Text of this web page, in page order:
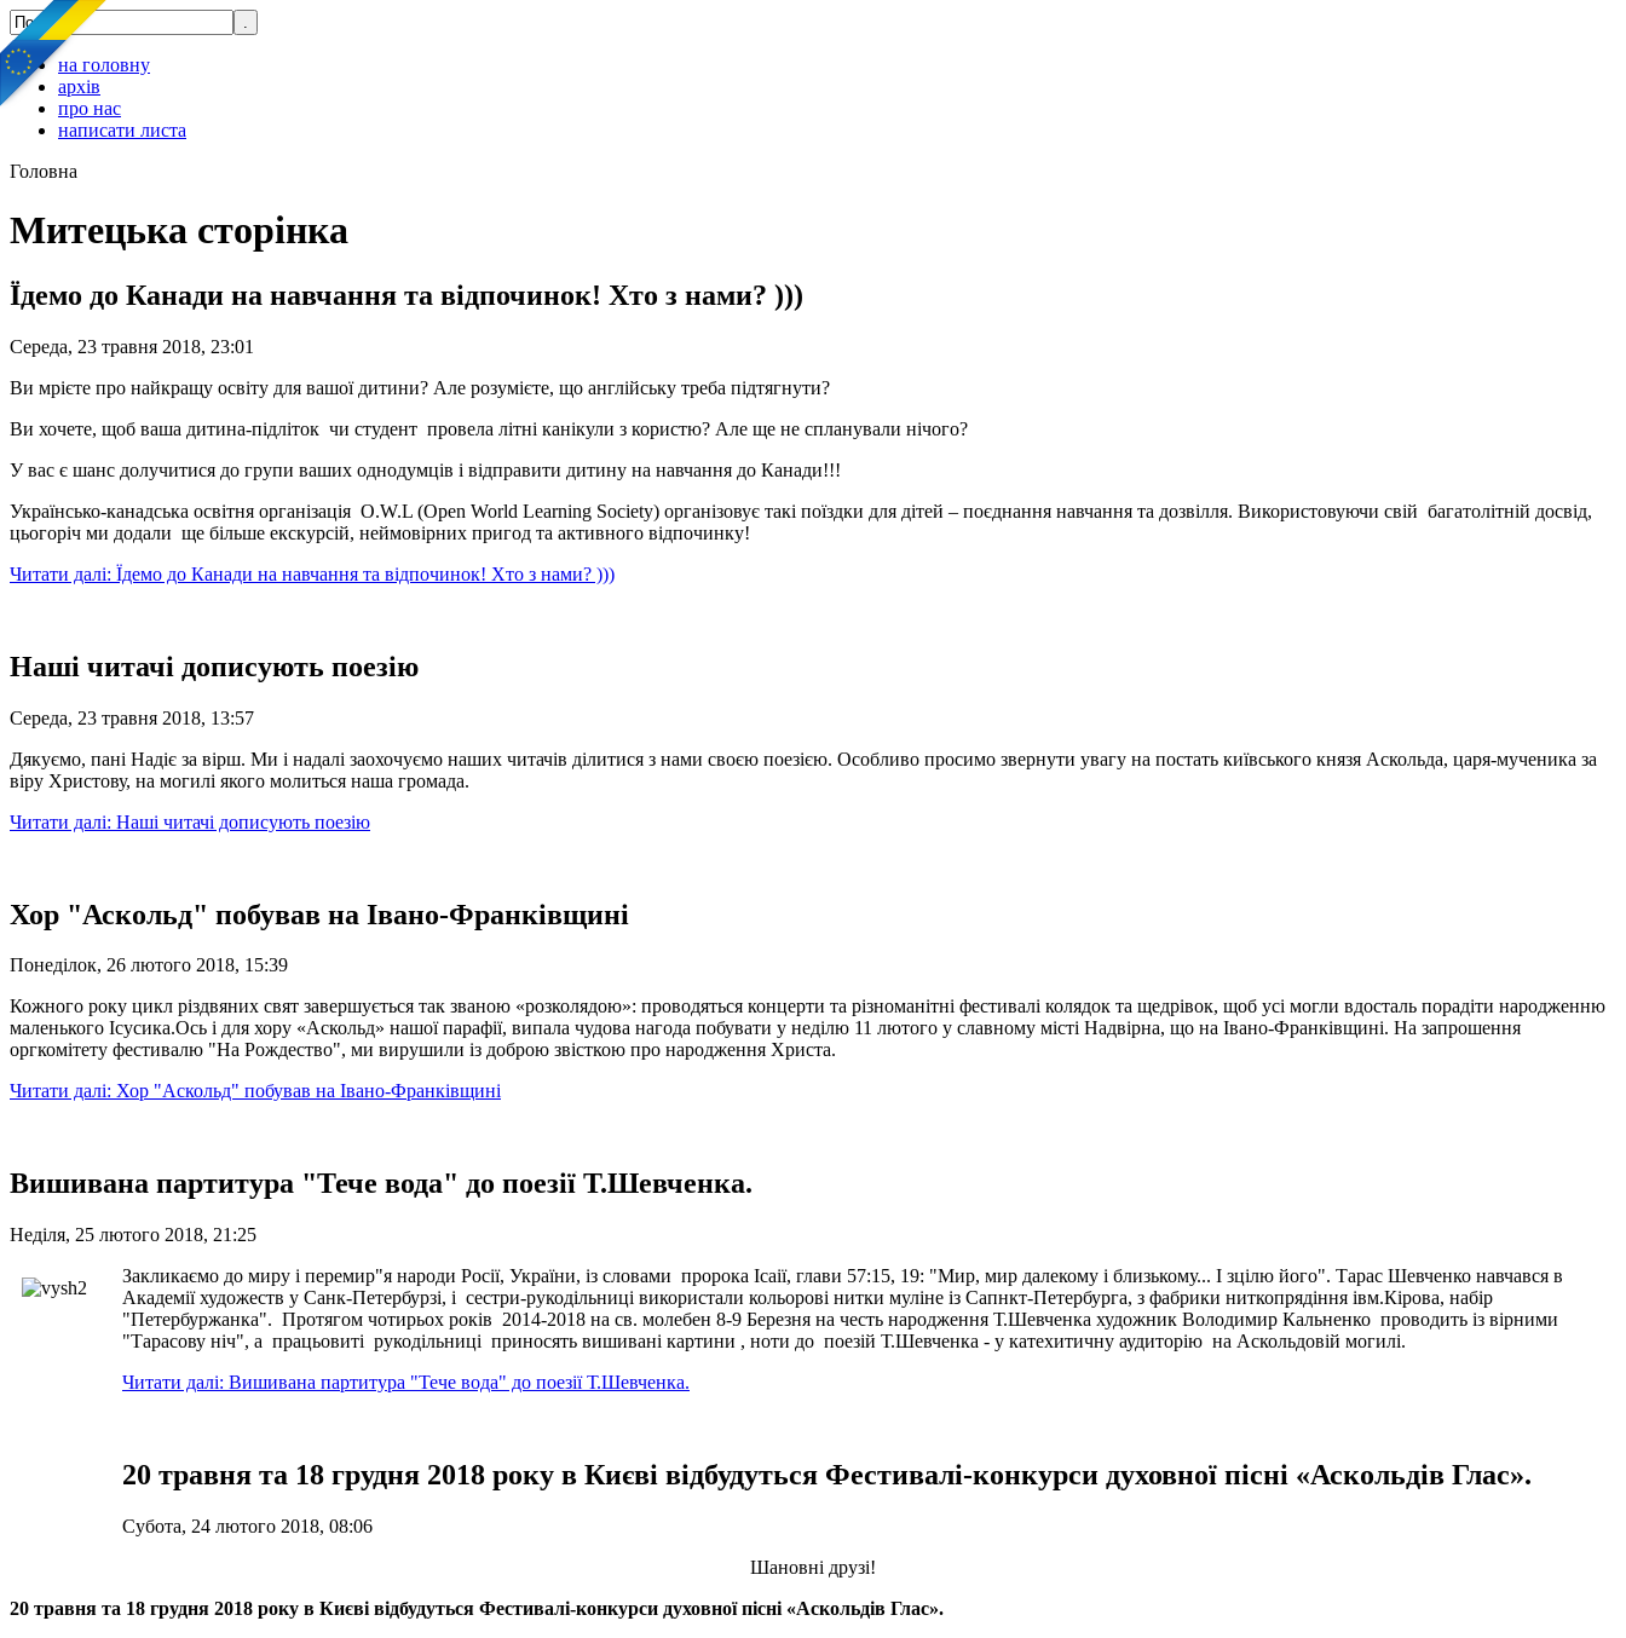
на головну
архів
про нас
написати листа
Головна
Митецька сторінка
Їдемо до Канади на навчання та відпочинок! Хто з нами? )))
Середа, 23 травня 2018, 23:01
Ви мрієте про найкращу освіту для вашої дитини? Але розумієте, що англійську треба підтягнути?
Ви хочете, щоб ваша дитина-підліток чи студент провела літні канікули з користю? Але ще не спланували нічого?
У вас є шанс долучитися до групи ваших однодумців і відправити дитину на навчання до Канади!!!
Українсько-канадська освітня організація O.W.L (Open World Learning Society) організовує такі поїздки для дітей – поєднання навчання та дозвілля. Використовуючи свій багатолітній досвід,
цьогоріч ми додали ще більше екскурсій, неймовірних пригод та активного відпочинку!
Читати далі: Їдемо до Канади на навчання та відпочинок! Хто з нами? )))
Наші читачі дописують поезію
Середа, 23 травня 2018, 13:57
Дякуємо, пані Надіє за вірш. Ми і надалі заохочуємо наших читачів ділитися з нами своєю поезією. Особливо просимо звернути увагу на постать київського князя Аскольда, царя-мученика за
віру Христову, на могилі якого молиться наша громада.
Читати далі: Наші читачі дописують поезію
Хор "Аскольд" побував на Івано-Франківщині
Понеділок, 26 лютого 2018, 15:39
Кожного року цикл різдвяних свят завершується так званою «розколядою»: проводяться концерти та різноманітні фестивалі колядок та щедрівок, щоб усі могли вдосталь порадіти народженню
маленького Ісусика.Ось і для хору «Аскольд» нашої парафії, випала чудова нагода побувати у неділю 11 лютого у славному місті Надвірна, що на Івано-Франківщині. На запрошення
оргкомітету фестивалю "На Рождество", ми вирушили із доброю звісткою про народження Христа.
Читати далі: Хор "Аскольд" побував на Івано-Франківщині
Вишивана партитура "Тече вода" до поезії Т.Шевченка.
Неділя, 25 лютого 2018, 21:25
Закликаємо до миру і перемир"я народи Росії, України, із словами пророка Ісаії, глави 57:15, 19: "Мир, мир далекому і близькому... І зцілю його". Тарас Шевченко навчався в
Академії художеств у Санк-Петербурзі, і сестри-рукодільниці використали кольорові нитки муліне із Сапнкт-Петербурга, з фабрики ниткопрядіння івм.Кірова, набір
"Петербуржанка". Протягом чотирьох років 2014-2018 на св. молебен 8-9 Березня на честь народження Т.Шевченка художник Володимир Кальненко проводить із вірними
"Тарасову ніч", а працьовиті рукодільниці приносять вишивані картини , ноти до поезій Т.Шевченка - у катехитичну аудиторію на Аскольдовій могилі.
Читати далі: Вишивана партитура "Тече вода" до поезії Т.Шевченка.
20 травня та 18 грудня 2018 року в Києві відбудуться Фестивалі-конкурси духовної пісні «Аскольдів Глас».
Субота, 24 лютого 2018, 08:06
Шановні друзі!
20 травня та 18 грудня 2018 року в Києві відбудуться Фестивалі-конкурси духовної пісні «Аскольдів Глас».